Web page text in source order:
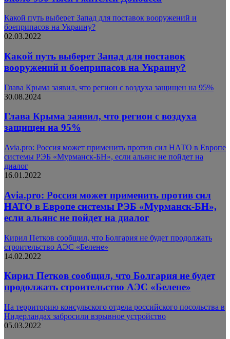
Какой путь выберет Запад для поставок вооружений и
боеприпасов на Украину?
02.03.2022
Какой путь выберет Запад для поставок
вооружений и боеприпасов на Украину?
Глава Крыма заявил, что регион с воздуха защищен на 95%
30.08.2024
Глава Крыма заявил, что регион с воздуха
защищен на 95%
Avia.pro: Россия может применить против сил НАТО в Европе
системы РЭБ «Мурманск-БН», если альянс не пойдет на
диалог
16.01.2022
Avia.pro: Россия может применить против сил
НАТО в Европе системы РЭБ «Мурманск-БН»,
если альянс не пойдет на диалог
Кирил Петков сообщил, что Болгария не будет продолжать
строительство АЭС «Белене»
14.02.2022
Кирил Петков сообщил, что Болгария не будет
продолжать строительство АЭС «Белене»
На территорию консульского отдела российского посольства в
Нидерландах забросили взрывное устройство
05.03.2022